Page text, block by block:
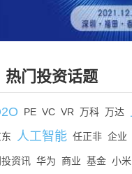
热门投资话题
PE VC VR 万科 万达
人工智能 任正非 企业
资讯 华为 商业 基金 小米